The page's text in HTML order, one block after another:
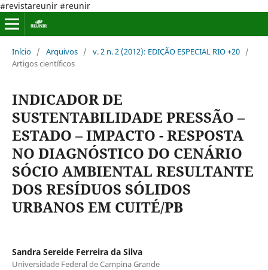
#revistareunir #reunir
Início / Arquivos / v. 2 n. 2 (2012): EDIÇÃO ESPECIAL RIO +20 /
Artigos científicos
INDICADOR DE
SUSTENTABILIDADE PRESSÃO –
ESTADO – IMPACTO - RESPOSTA
NO DIAGNÓSTICO DO CENÁRIO
SÓCIO AMBIENTAL RESULTANTE
DOS RESÍDUOS SÓLIDOS
URBANOS EM CUITÉ/PB
Sandra Sereide Ferreira da Silva
Universidade Federal de Campina Grande